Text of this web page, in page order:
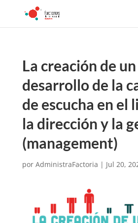
La creación de
desarrollo de la
de escucha en el
la dirección y la
(management)
por AdministraFactoria | Jul 20,